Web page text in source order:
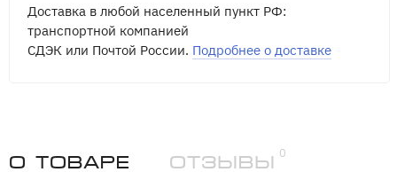
Доставка в любой населенный пункт РФ:
транспортной компанией
СДЭК или Почтой России. Подробнее о доставке
О товаре Отзывы
0